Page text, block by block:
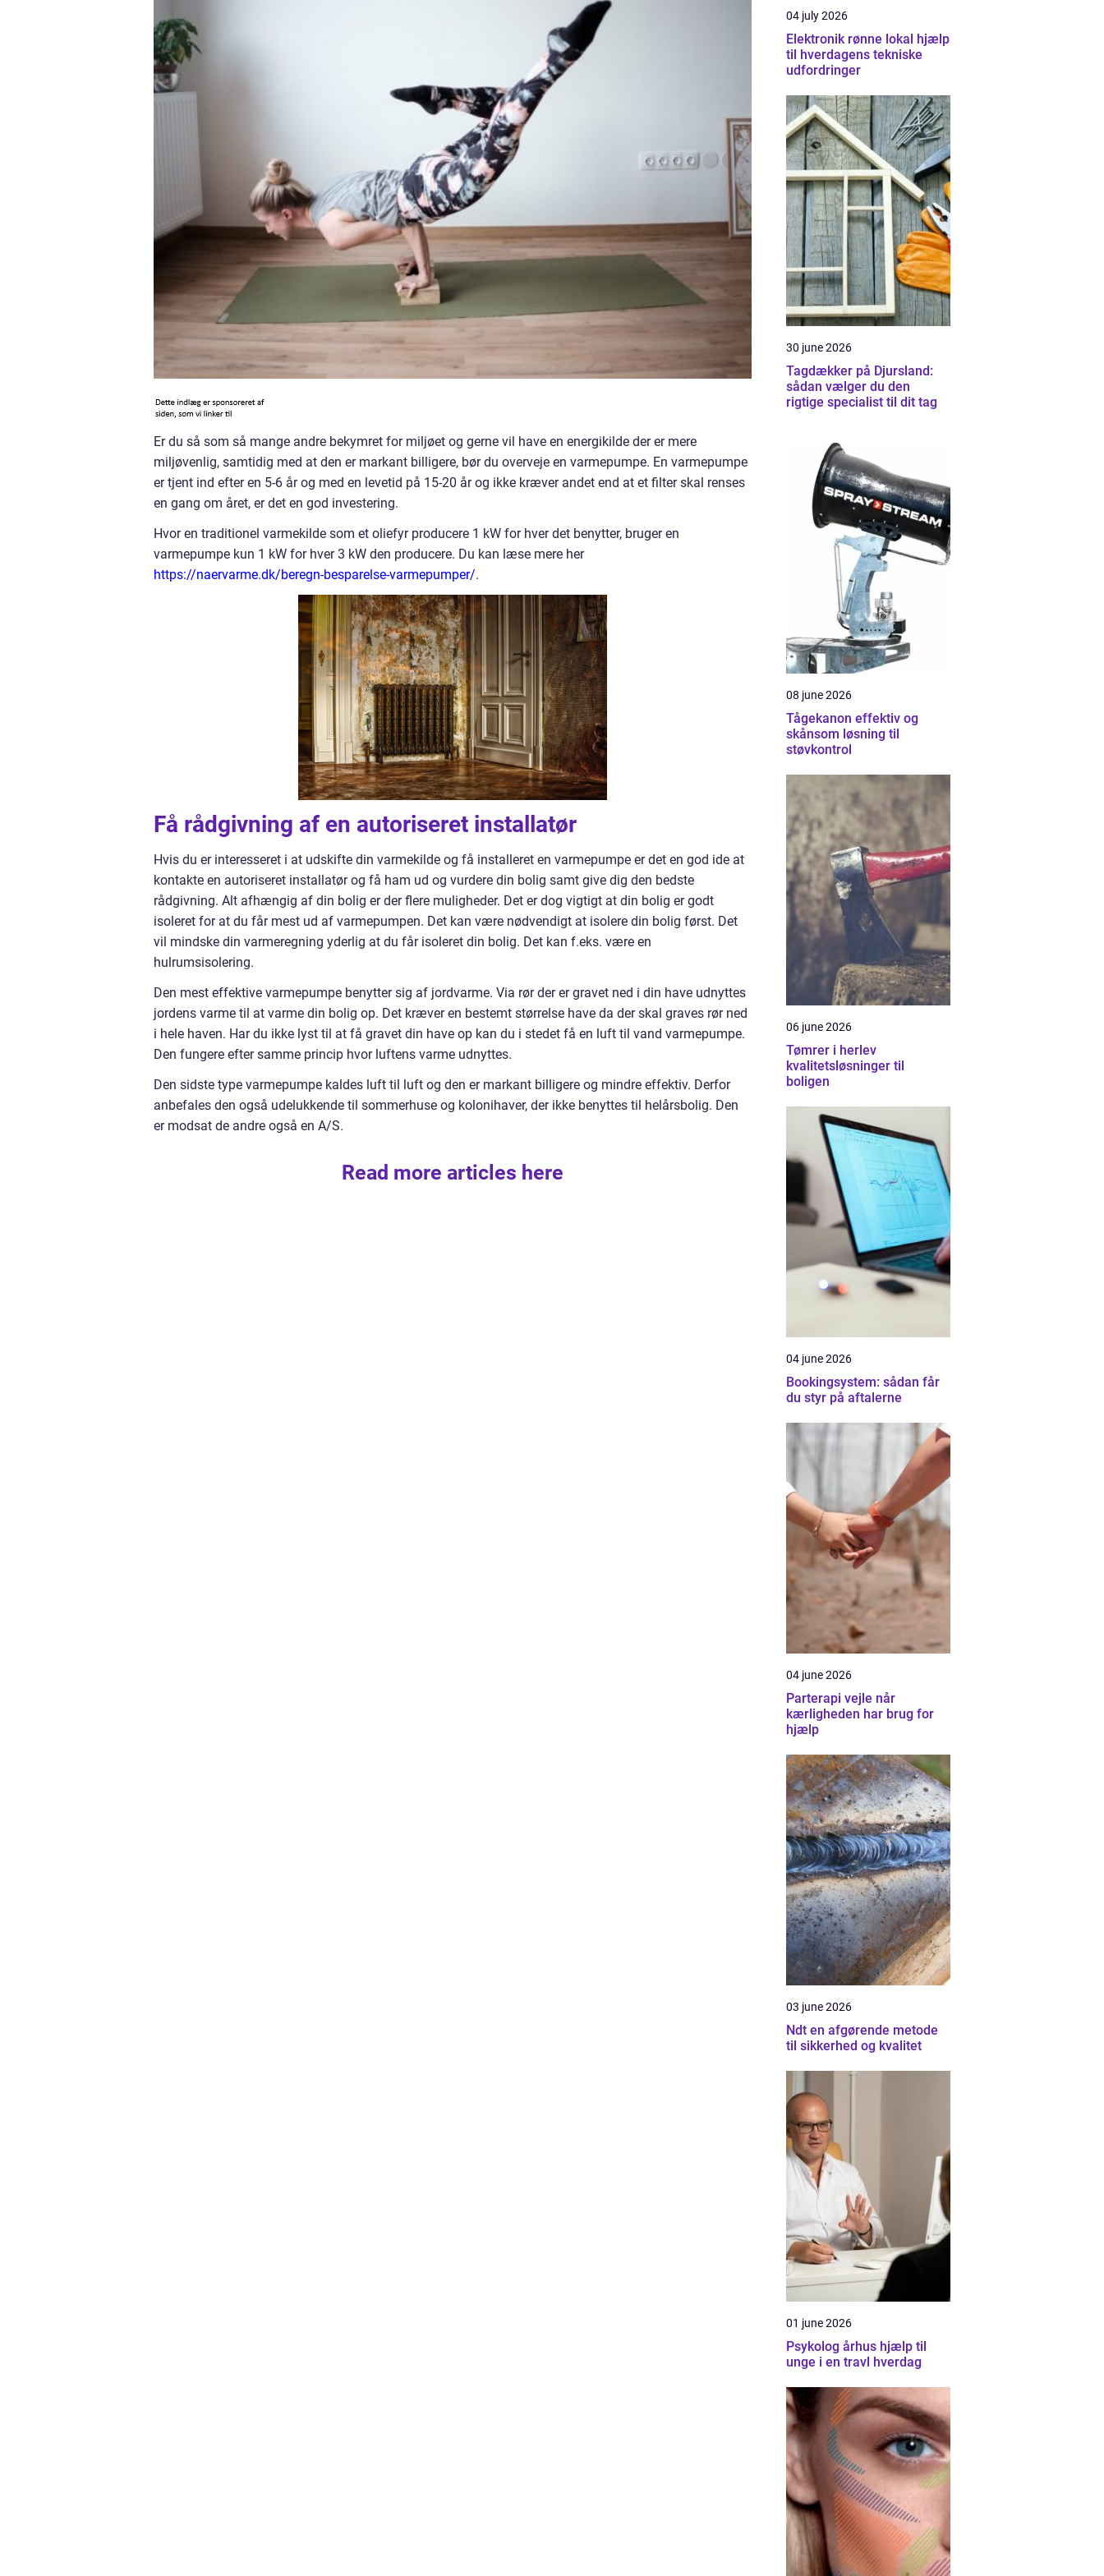
Er du så som så mange andre bekymret for miljøet og gerne vil have en energikilde der er mere
miljøvenlig, samtidig med at den er markant billigere, bør du overveje en varmepumpe. En varmepumpe
er tjent ind efter en 5-6 år og med en levetid på 15-20 år og ikke kræver andet end at et filter skal renses
en gang om året, er det en god investering.
Hvor en traditionel varmekilde som et oliefyr producere 1 kW for hver det benytter, bruger en
varmepumpe kun 1 kW for hver 3 kW den producere. Du kan læse mere her
https://naervarme.dk/beregn-besparelse-varmepumper/.
Få rådgivning af en autoriseret installatør
Hvis du er interesseret i at udskifte din varmekilde og få installeret en varmepumpe er det en god ide at
kontakte en autoriseret installatør og få ham ud og vurdere din bolig samt give dig den bedste
rådgivning. Alt afhængig af din bolig er der flere muligheder. Det er dog vigtigt at din bolig er godt
isoleret for at du får mest ud af varmepumpen. Det kan være nødvendigt at isolere din bolig først. Det
vil mindske din varmeregning yderlig at du får isoleret din bolig. Det kan f.eks. være en
hulrumsisolering.
Den mest effektive varmepumpe benytter sig af jordvarme. Via rør der er gravet ned i din have udnyttes
jordens varme til at varme din bolig op. Det kræver en bestemt størrelse have da der skal graves rør ned
i hele haven. Har du ikke lyst til at få gravet din have op kan du i stedet få en luft til vand varmepumpe.
Den fungere efter samme princip hvor luftens varme udnyttes.
Den sidste type varmepumpe kaldes luft til luft og den er markant billigere og mindre effektiv. Derfor
anbefales den også udelukkende til sommerhuse og kolonihaver, der ikke benyttes til helårsbolig. Den
er modsat de andre også en A/S.
Read more articles here
04 july 2026
Elektronik rønne lokal hjælp
til hverdagens tekniske
udfordringer
30 june 2026
Tagdækker på Djursland:
sådan vælger du den
rigtige specialist til dit tag
08 june 2026
Tågekanon effektiv og
skånsom løsning til
støvkontrol
06 june 2026
Tømrer i herlev
kvalitetsløsninger til
boligen
04 june 2026
Bookingsystem: sådan får
du styr på aftalerne
04 june 2026
Parterapi vejle når
kærligheden har brug for
hjælp
03 june 2026
Ndt en afgørende metode
til sikkerhed og kvalitet
01 june 2026
Psykolog århus hjælp til
unge i en travl hverdag